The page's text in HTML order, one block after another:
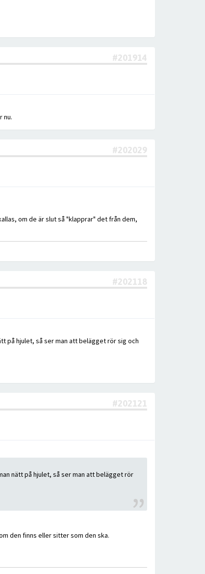
#201914
nu.
#202029
om de är slut så "klapprar" det från dem,
#202118
på hjulet, så ser man att belägget rör sig och
#202121
nätt på hjulet, så ser man att belägget rör
den finns eller sitter som den ska.